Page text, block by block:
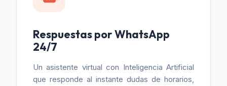
Respuestas por WhatsApp
24/7
Un asistente virtual con Inteligencia Artificial
que responde al instante dudas de horarios,